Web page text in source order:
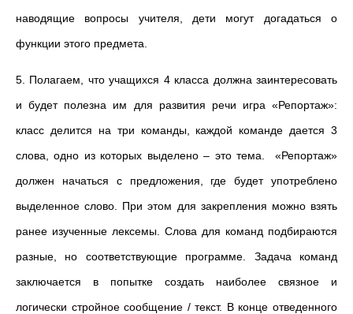
наводящие вопросы учителя, дети могут догадаться о
функции этого предмета.
5. Полагаем, что учащихся 4 класса должна заинтересовать
и будет полезна им для развития речи игра «Репортаж»:
класс делится на три команды, каждой команде дается 3
слова, одно из которых выделено – это тема. «Репортаж»
должен начаться с предложения, где будет употреблено
выделенное слово. При этом для закрепления можно взять
ранее изученные лексемы. Слова для команд подбираются
разные, но соответствующие программе. Задача команд
заключается в попытке создать наиболее связное и
логически стройное сообщение / текст. В конце отведенного